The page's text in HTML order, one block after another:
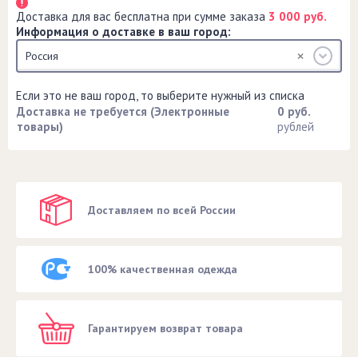
Доставка для вас бесплатна при сумме заказа 3 000 руб.
Информация о доставке в ваш город:
Россия
Если это не ваш город, то выберите нужный из списка
Доставка не требуется (Электронные
товары)
0 руб.
рублей
Доставляем по всей России
100% качественная одежда
Гарантируем возврат товара